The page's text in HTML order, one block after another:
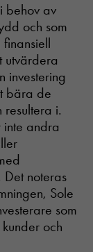
behov av
och som
investering
bära de
resultera i.
andra
Det noteras
Sole
som
och